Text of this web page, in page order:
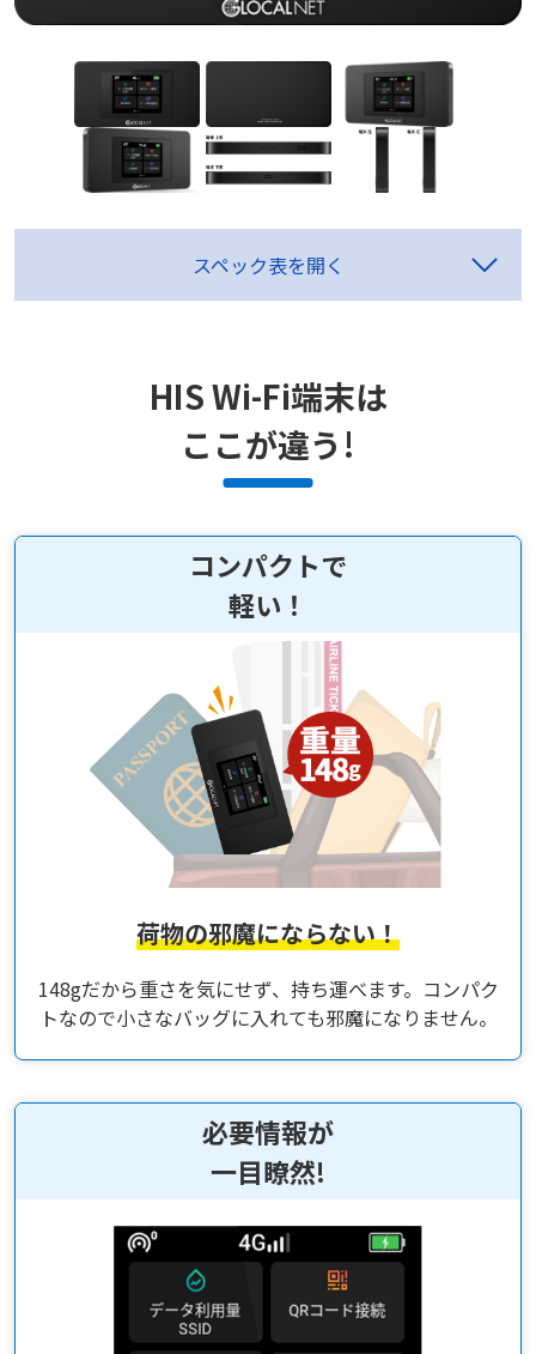
スペック表を開く
HIS Wi-Fi端末は
ここが違う!
コンパクトで
軽い！
荷物の邪魔にならない！
148gだから重さを気にせず、持ち運べます。コンパク
トなので小さなバッグに入れても邪魔になりません。
必要情報が
一目瞭然!